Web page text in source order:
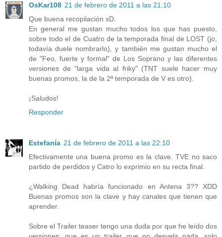
OsKar108 21 de febrero de 2011 a las 21:10
Que buena recopilación xD.
En general me gustan mucho todos los que has puesto,
sobre todo el de Cuatro de la temporada final de LOST (jo,
todavía duele nombrarlo), y también me gustan mucho el
de "Feo, fuerte y formal" de Los Soprano y las diferentes
versiones de "larga vida al friky" (TNT suele hacer muy
buenas promos, la de la 2ª temporada de V es otro).
¡Saludos!
Responder
Estefanía 21 de febrero de 2011 a las 22:10
Efectivamente una buena promo es la clave. TVE no saco
partido de perdidos y Catro lo exprimio en su recta final.
¿Walking Dead habría funcionado en Antena 3?? XDD
Buenas promos son la clave y hay canales que tienen que
aprender.
Sobre el Trailer teaser tengo una duda por que he leído dos